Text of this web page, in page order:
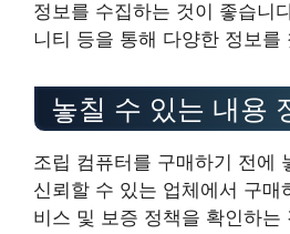
정보를 수집하는 것이 좋습니
니티 등을 통해 다양한 정보를
놓칠 수 있는 내용
조립 컴퓨터를 구매하기 전에
신뢰할 수 있는 업체에서 구매
비스 및 보증 정책을 확인하는